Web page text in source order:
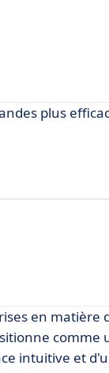
plus
en matière
comme
intuitive et